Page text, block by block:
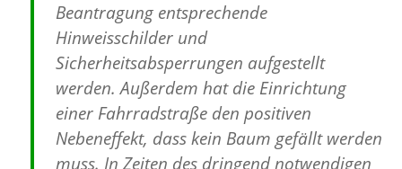
Beantragung entsprechende
Hinweisschilder und
Sicherheitsabsperrungen aufgestellt
werden. Außerdem hat die Einrichtung
einer Fahrradstraße den positiven
Nebeneffekt, dass kein Baum gefällt werden
muss. In Zeiten des dringend notwendigen